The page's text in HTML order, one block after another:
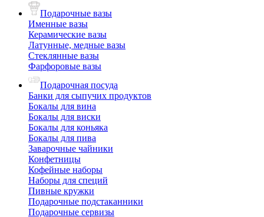
Подарочные вазы
Именные вазы
Керамические вазы
Латунные, медные вазы
Стеклянные вазы
Фарфоровые вазы
Подарочная посуда
Банки для сыпучих продуктов
Бокалы для вина
Бокалы для виски
Бокалы для коньяка
Бокалы для пива
Заварочные чайники
Конфетницы
Кофейные наборы
Наборы для специй
Пивные кружки
Подарочные подстаканники
Подарочные сервизы